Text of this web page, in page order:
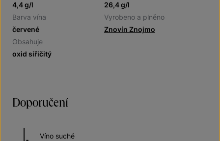
4,4 g/l
26,4 g/l
Barva vína
červené
Vyrobeno a plněno
Znovín Znojmo
Obsahuje
oxid siřičitý
Doporučení
Víno suché